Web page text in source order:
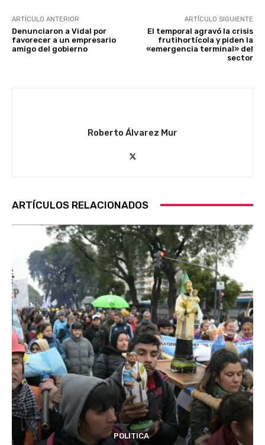
ARTÍCULO ANTERIOR
Denunciaron a Vidal por
favorecer a un empresario
amigo del gobierno
ARTÍCULO SIGUIENTE
El temporal agravó la crisis
frutihortícola y piden la
«emergencia terminal» del
sector
Roberto Álvarez Mur
ARTÍCULOS RELACIONADOS
POLITICA